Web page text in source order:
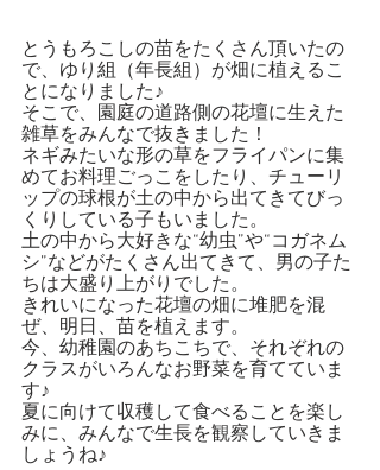
とうもろこしの苗をたくさん頂いたの
で、ゆり組（年長組）が畑に植えるこ
とになりました♪
そこで、園庭の道路側の花壇に生えた
雑草をみんなで抜きました！
ネギみたいな形の草をフライパンに集
めてお料理ごっこをしたり、チューリ
ップの球根が土の中から出てきてびっ
くりしている子もいました。
土の中から大好きな“幼虫”や“コガネム
シ”などがたくさん出てきて、男の子た
ちは大盛り上がりでした。
きれいになった花壇の畑に堆肥を混
ぜ、明日、苗を植えます。
今、幼稚園のあちこちで、それぞれの
クラスがいろんなお野菜を育てていま
す♪
夏に向けて収穫して食べることを楽し
みに、みんなで生長を観察していきま
しょうね♪